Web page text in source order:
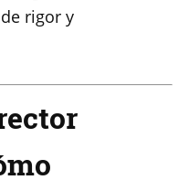
rigor y